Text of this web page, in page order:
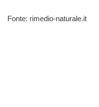
Fonte: rimedio-naturale.it